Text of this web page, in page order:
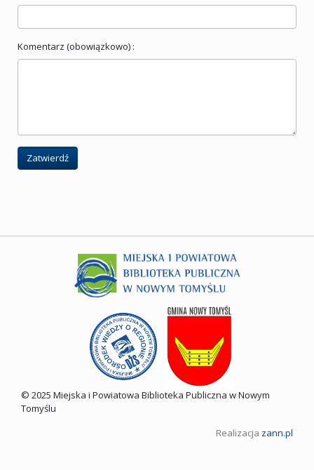
Komentarz (obowiązkowo) :
Zatwierdź
© 2025 Miejska i Powiatowa Biblioteka Publiczna w Nowym
Tomyślu
Realizacja zann.pl